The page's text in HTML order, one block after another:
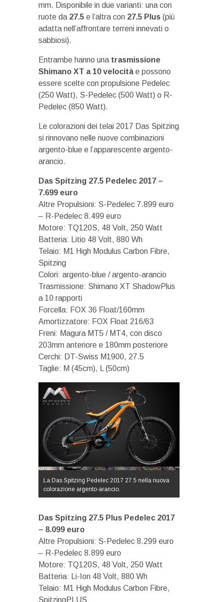
mm. Disponibile in due varianti: una con
ruote da 27.5 e l’altra con 27.5 Plus (più
adatta nell’affrontare terreni innevati o
sabbiosi).
Entrambe hanno una trasmissione
Shimano XT a 10 velocitàe possono
essere scelte con propulsione Pedelec
(250 Watt), S-Pedelec (500 Watt) o R-
Pedelec (850 Watt).
Le colorazioni dei telai 2017 Das Spitzing
si rinnovano nelle nuove combinazioni
argento-blue e l’apparescente argento-
arancio.
Das Spitzing 27.5 Pedelec 2017 –
7.699 euro
Altre Propulsioni: S-Pedelec 7.899 euro
– R-Pedelec 8.499 euro
Motore: TQ120S, 48 Volt, 250 Watt
Batteria: Litio 48 Volt, 880 Wh
Telaio: M1 High Modulus Carbon Fibre,
Spitzing
Colori: argento-blue / argento-arancio
Trasmissione: Shimano XT ShadowPlus
a 10 rapporti
Forcella: FOX 36 Float/160mm
Amortizzatore: FOX Float 216/63
Freni: Magura MT5 / MT4, con disco
203mm anteriore e 180mm posteriore
Cerchi: DT-Swiss M1900, 27.5
Taglie: M (45cm), L (50cm)
La Das Spitzing Pedelec 2017 27.5 nella nuova
colorazione argento-arancio.
Das Spitzing 27.5 Plus Pedelec 2017
– 8.099 euro
Altre Propulsioni: S-Pedelec 8.299 euro
– R-Pedelec 8.899 euro
Motore: TQ120S, 48 Volt, 250 Watt
Batteria: Li-Ion 48 Volt, 880 Wh
Telaio: M1 High Modulus Carbon Fibre,
SpitzingPLUS